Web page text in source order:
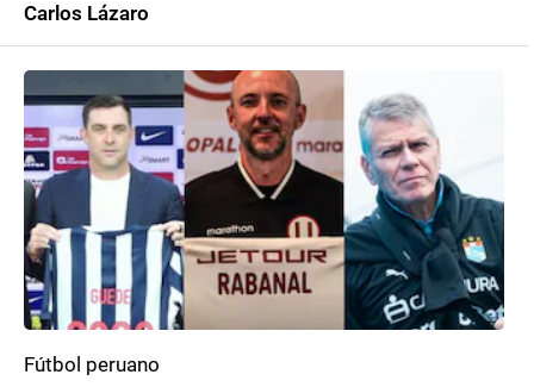
Carlos Lázaro
Fútbol peruano